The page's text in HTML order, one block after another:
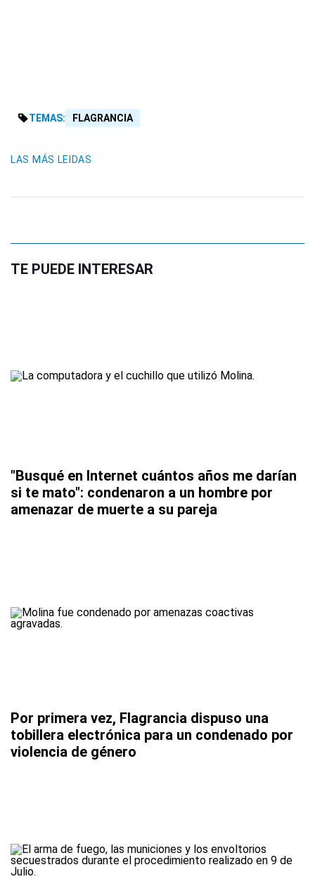
TEMAS: FLAGRANCIA
LAS MÁS LEIDAS
TE PUEDE INTERESAR
"Busqué en Internet cuántos años me darían
si te mato": condenaron a un hombre por
amenazar de muerte a su pareja
Por primera vez, Flagrancia dispuso una
tobillera electrónica para un condenado por
violencia de género